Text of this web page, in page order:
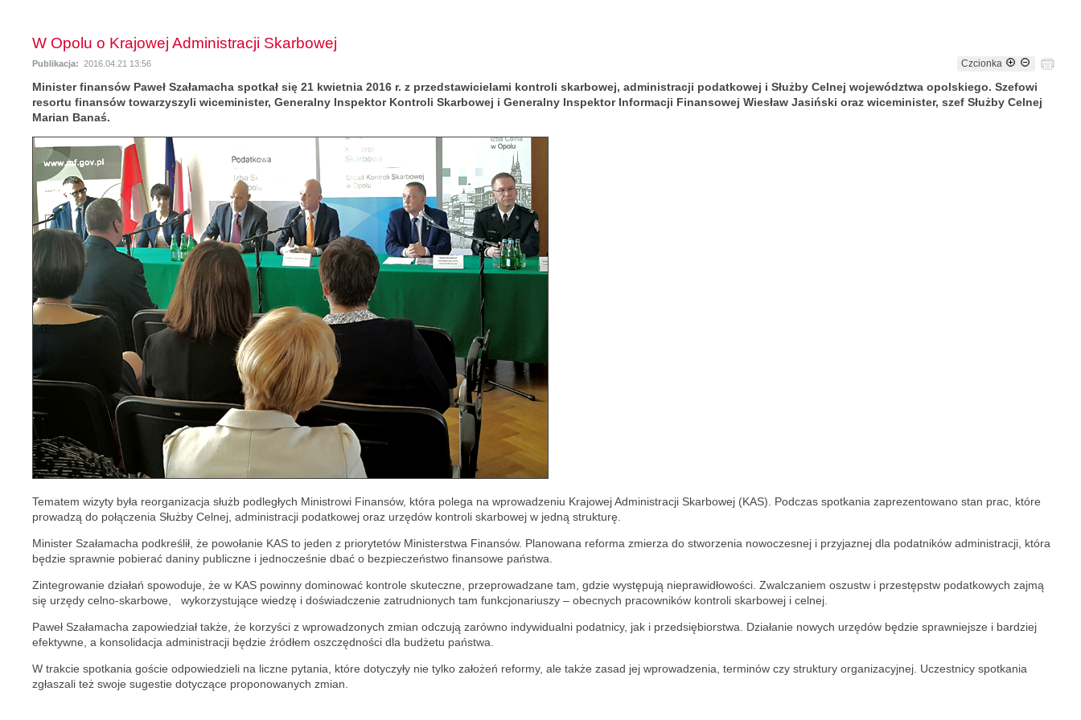
W Opolu o Krajowej Administracji Skarbowej
Publikacja: 2016.04.21 13:56 Czcionka
Minister finansów Paweł Szałamacha spotkał się 21 kwietnia 2016 r. z przedstawicielami kontroli skarbowej, administracji podatkowej i Służby Celnej województwa opolskiego. Szefowi
resortu finansów towarzyszyli wiceminister, Generalny Inspektor Kontroli Skarbowej i Generalny Inspektor Informacji Finansowej Wiesław Jasiński oraz wiceminister, szef Służby Celnej
Marian Banaś.
Tematem wizyty była reorganizacja służb podległych Ministrowi Finansów, która polega na wprowadzeniu Krajowej Administracji Skarbowej (KAS). Podczas spotkania zaprezentowano stan prac, które
prowadzą do połączenia Służby Celnej, administracji podatkowej oraz urzędów kontroli skarbowej w jedną strukturę.
Minister Szałamacha podkreślił, że powołanie KAS to jeden z priorytetów Ministerstwa Finansów. Planowana reforma zmierza do stworzenia nowoczesnej i przyjaznej dla podatników administracji, która
będzie sprawnie pobierać daniny publiczne i jednocześnie dbać o bezpieczeństwo finansowe państwa.
Zintegrowanie działań spowoduje, że w KAS powinny dominować kontrole skuteczne, przeprowadzane tam, gdzie występują nieprawidłowości. Zwalczaniem oszustw i przestępstw podatkowych zajmą
się urzędy celno-skarbowe, wykorzystujące wiedzę i doświadczenie zatrudnionych tam funkcjonariuszy – obecnych pracowników kontroli skarbowej i celnej.
Paweł Szałamacha zapowiedział także, że korzyści z wprowadzonych zmian odczują zarówno indywidualni podatnicy, jak i przedsiębiorstwa. Działanie nowych urzędów będzie sprawniejsze i bardziej
efektywne, a konsolidacja administracji będzie źródłem oszczędności dla budżetu państwa.
W trakcie spotkania goście odpowiedzieli na liczne pytania, które dotyczyły nie tylko założeń reformy, ale także zasad jej wprowadzenia, terminów czy struktury organizacyjnej. Uczestnicy spotkania
zgłaszali też swoje sugestie dotyczące proponowanych zmian.